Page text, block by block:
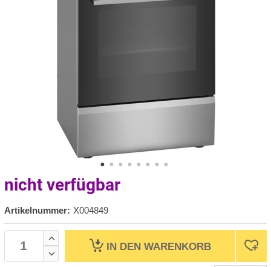
nicht verfügbar
Artikelnummer: X004849
IN DEN WARENKORB